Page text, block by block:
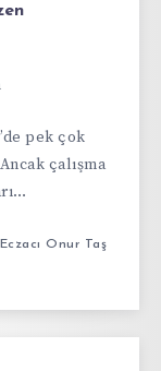
pek çok
çalışma
Eczacı Onur Taş